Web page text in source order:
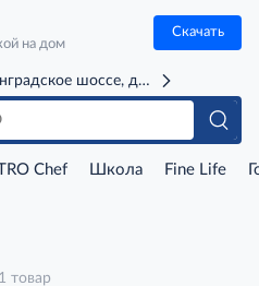
на дом
Скачать
шоссе, д. 71Г (м. Речной
Chef Школа Fine Life
1 товар